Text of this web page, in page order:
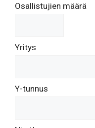
Osallistujien määrä
Yritys
Y-tunnus